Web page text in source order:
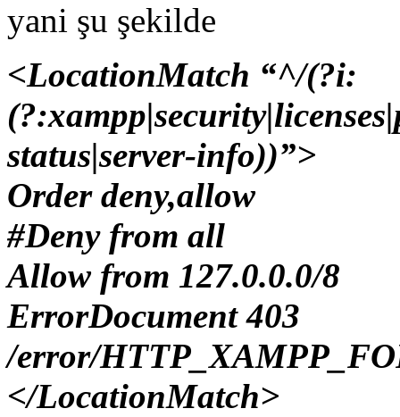
yani şu şekilde
<LocationMatch “^/(?i:
status|server-info))”>
Order deny,allow
#Deny from all
Allow from 127.0.0.0/8
ErrorDocument 403
/error/
</LocationMatch>